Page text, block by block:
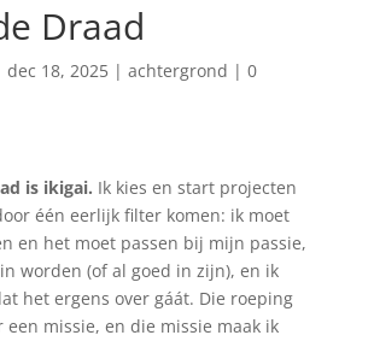
Draad
dec 18, 2025| achtergrond | 0
is ikigai. Ik kies en start projecten
één eerlijk filter komen: ik moet
en het moet passen bij mijn passie,
worden (of al goed in zijn), en ik
het ergens over gáát. Die roeping
een missie, en die missie maak ik